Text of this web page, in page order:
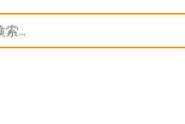
120341 1203410569